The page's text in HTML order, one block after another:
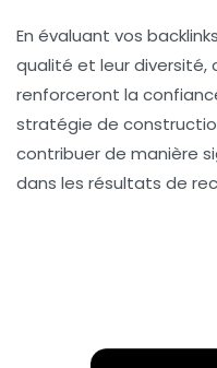
En évaluant vos
qualité et leur diversité,
renforceront la
stratégie de
contribuer de manière
dans les résultats de